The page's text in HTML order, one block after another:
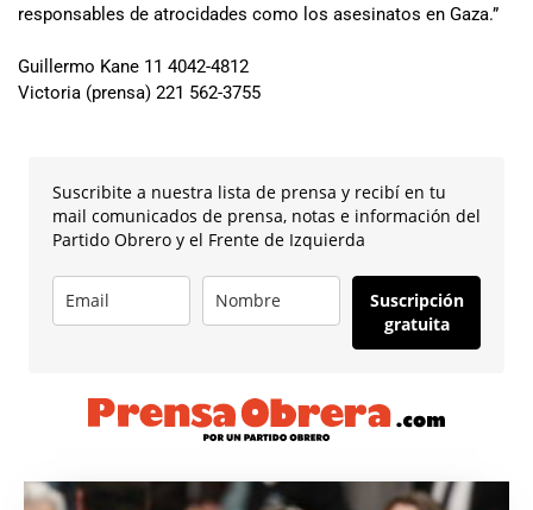
responsables de atrocidades como los asesinatos en Gaza.”
Guillermo Kane 11 4042-4812
Victoria (prensa) 221 562-3755
Suscribite a nuestra lista de prensa y recibí en tu
mail comunicados de prensa, notas e información del
Partido Obrero y el Frente de Izquierda
Suscripción
gratuita